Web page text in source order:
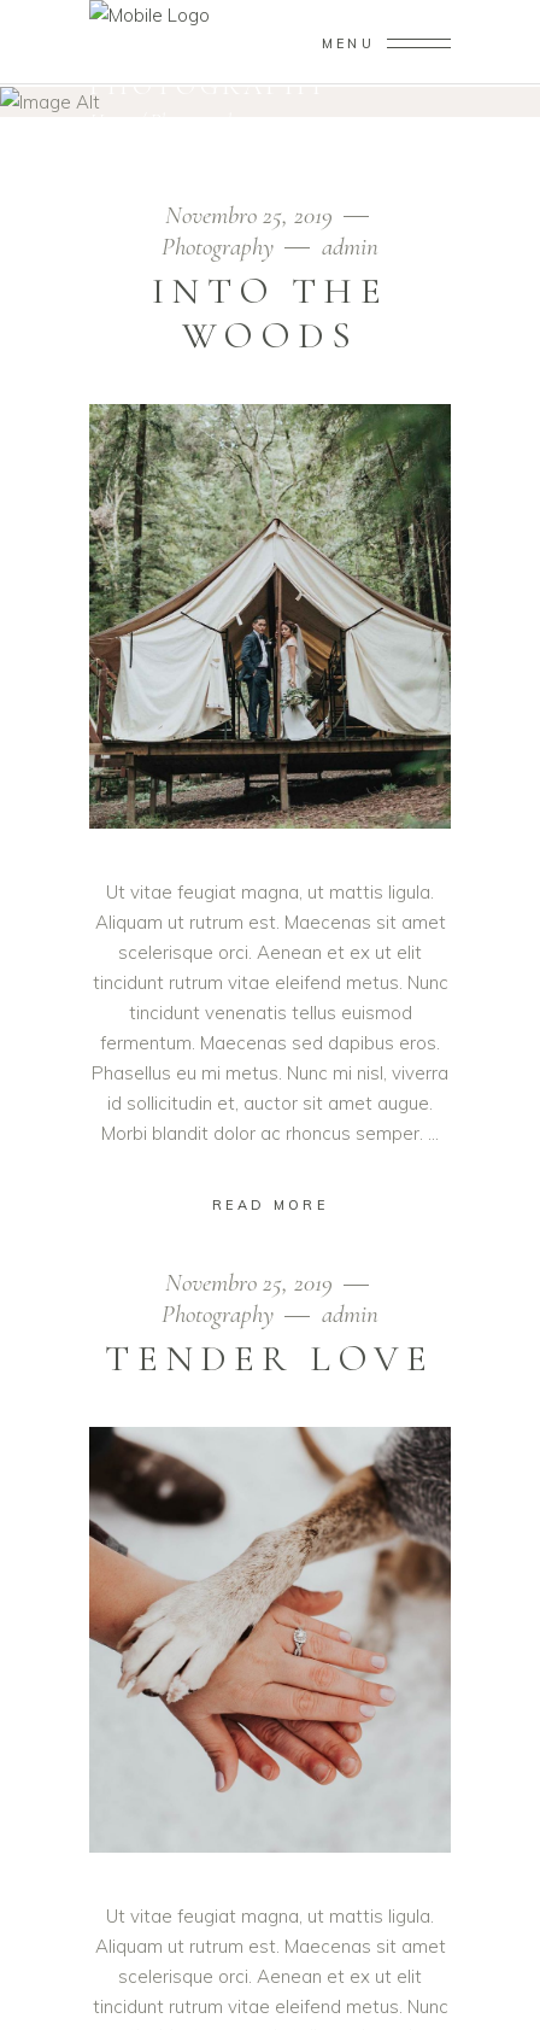
MENU
PHOTOGRAPHY
Novembro 25, 2019
Photography
admin
INTO THE
WOODS
Ut vitae feugiat magna, ut mattis ligula.
Aliquam ut rutrum est. Maecenas sit amet
scelerisque orci. Aenean et ex ut elit
tincidunt rutrum vitae eleifend metus. Nunc
tincidunt venenatis tellus euismod
fermentum. Maecenas sed dapibus eros.
Phasellus eu mi metus. Nunc mi nisl, viverra
id sollicitudin et, auctor sit amet augue.
Morbi blandit dolor ac rhoncus semper.
READ MORE
Novembro 25, 2019
Photography
admin
TENDER LOVE
Ut vitae feugiat magna, ut mattis ligula.
Aliquam ut rutrum est. Maecenas sit amet
scelerisque orci. Aenean et ex ut elit
tincidunt rutrum vitae eleifend metus. Nunc